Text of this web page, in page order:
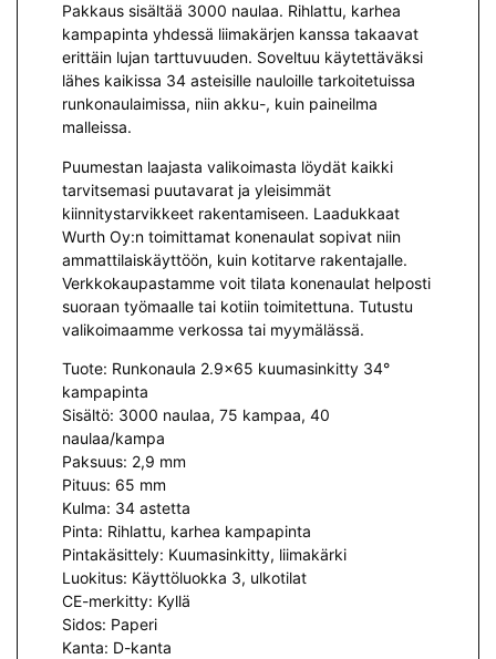
Pakkaus sisältää 3000 naulaa. Rihlattu, karhea
kampapinta yhdessä liimakärjen kanssa takaavat
erittäin lujan tarttuvuuden. Soveltuu käytettäväksi
lähes kaikissa 34 asteisille nauloille tarkoitetuissa
runkonaulaimissa, niin akku-, kuin paineilma
malleissa.
Puumestan laajasta valikoimasta löydät kaikki
tarvitsemasi puutavarat ja yleisimmät
kiinnitystarvikkeet rakentamiseen. Laadukkaat
Wurth Oy:n toimittamat konenaulat sopivat niin
ammattilaiskäyttöön, kuin kotitarve rakentajalle.
Verkkokaupastamme voit tilata konenaulat helposti
suoraan työmaalle tai kotiin toimitettuna. Tutustu
valikoimaamme verkossa tai myymälässä.
Tuote: Runkonaula 2.9×65 kuumasinkitty 34°
kampapinta
Sisältö: 3000 naulaa, 75 kampaa, 40
naulaa/kampa
Paksuus: 2,9 mm
Pituus: 65 mm
Kulma: 34 astetta
Pinta: Rihlattu, karhea kampapinta
Pintakäsittely: Kuumasinkitty, liimakärki
Luokitus: Käyttöluokka 3, ulkotilat
CE-merkitty: Kyllä
Sidos: Paperi
Kanta: D-kanta